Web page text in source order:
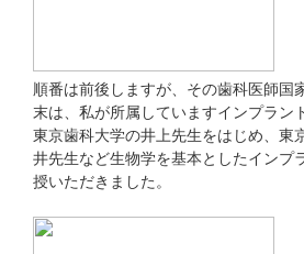
順番は前後しますが、その歯科医師国
末は、私が所属していますインプラン
東京歯科大学の井上先生をはじめ、東
井先生など生物学を基本としたインプ
授いただきました。